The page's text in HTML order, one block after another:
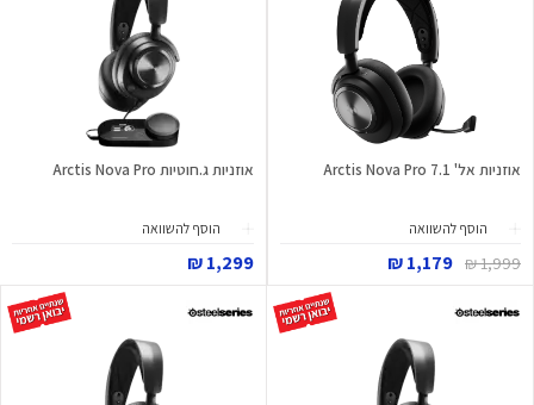
אוזניות אל' 7.1 Arctis Nova Pro
הוסף להשוואה
1,999 ₪
1,179 ₪
אוזניות ג.חוטיות Arctis Nova Pro
הוסף להשוואה
1,299 ₪